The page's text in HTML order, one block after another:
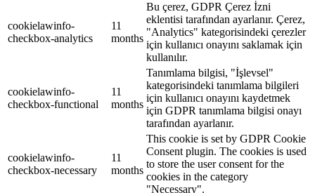
cookielawinfo-
checkbox-analytics
11
months
Bu çerez, GDPR Çerez İzni
eklentisi tarafından ayarlanır. Çerez,
"Analytics" kategorisindeki çerezler
için kullanıcı onayını saklamak için
kullanılır.
cookielawinfo-
checkbox-functional
11
months
Tanımlama bilgisi, "İşlevsel"
kategorisindeki tanımlama bilgileri
için kullanıcı onayını kaydetmek
için GDPR tanımlama bilgisi onayı
tarafından ayarlanır.
cookielawinfo-
checkbox-necessary
11
months
This cookie is set by GDPR Cookie
Consent plugin. The cookies is used
to store the user consent for the
cookies in the category
"Necessary".